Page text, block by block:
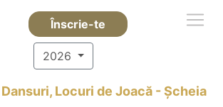
Înscrie-te
2026
Locuri de Joacă - Şcheia